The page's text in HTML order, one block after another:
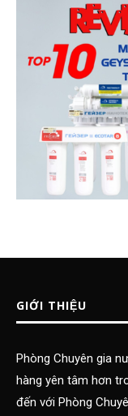
GIỚI THIỆU
Phòng Chuyên gia
hàng yên tâm hơn
đến với Phòng